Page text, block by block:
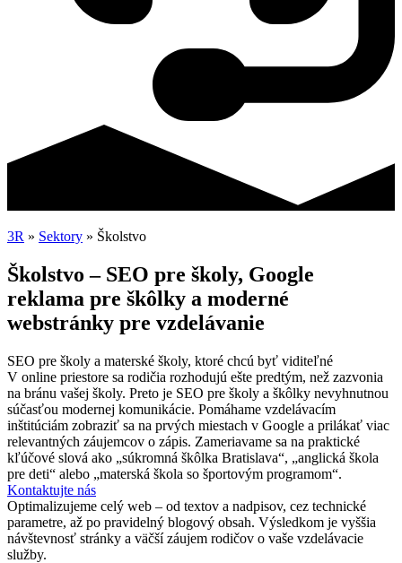
3R » Sektory » Školstvo
Školstvo – SEO pre školy, Google
reklama pre škôlky a moderné
webstránky pre vzdelávanie
SEO pre školy a materské školy, ktoré chcú byť viditeľné
V online priestore sa rodičia rozhodujú ešte predtým, než zazvonia
na bránu vašej školy. Preto je SEO pre školy a škôlky nevyhnutnou
súčasťou modernej komunikácie. Pomáhame vzdelávacím
inštitúciám zobraziť sa na prvých miestach v Google a prilákať viac
relevantných záujemcov o zápis. Zameriavame sa na praktické
kľúčové slová ako „súkromná škôlka Bratislava“, „anglická škola
pre deti“ alebo „materská škola so športovým programom“.
Kontaktujte nás
Optimalizujeme celý web – od textov a nadpisov, cez technické
parametre, až po pravidelný blogový obsah. Výsledkom je vyššia
návštevnosť stránky a väčší záujem rodičov o vaše vzdelávacie
služby.